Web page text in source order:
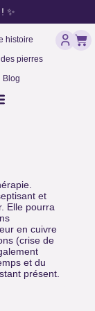
✨
histoire
pierres
Blog
et
Elle pourra
en cuivre
(crise de
et du
présent.